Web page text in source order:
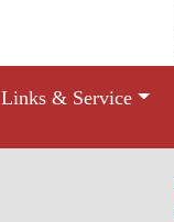
Links & Service